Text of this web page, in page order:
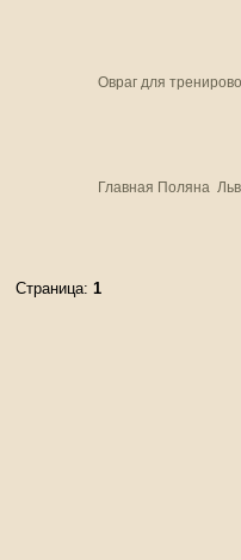
Овраг для
Главная Поляна
Страница: 1